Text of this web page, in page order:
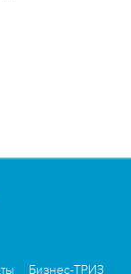
Бизнес-ТРИЗ